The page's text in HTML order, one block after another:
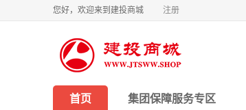
您好，欢迎来到建投商城 注册
首页 集团保障服务专区